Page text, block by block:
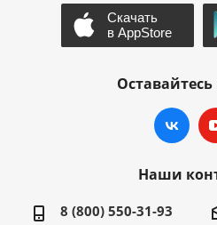
Оставайтесь
Наши
8 (800) 550-31-93